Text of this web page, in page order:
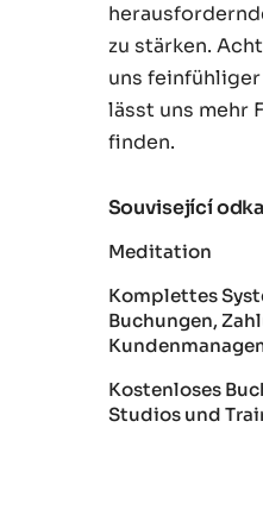
zu stärken.
uns
lässt uns mehr
finden.
Související
Meditation
Komplettes
Buchungen,
Kostenloses
Studios und